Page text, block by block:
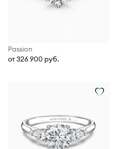
Passion
от 326 900 руб.